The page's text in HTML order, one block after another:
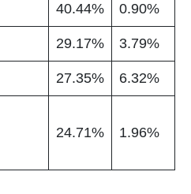
40.44% 0.90%
29.17% 3.79%
27.35% 6.32%
24.71% 1.96%